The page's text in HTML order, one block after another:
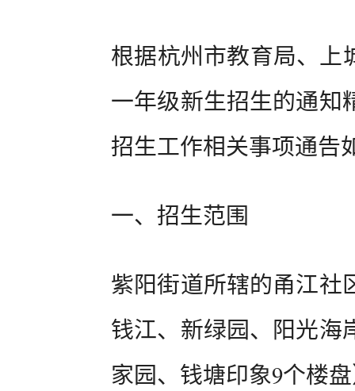
根据杭州市教育局、上
一年级新生招生的通知
招生工作相关事项通告
一、招生范围
紫阳街道所辖的甬江社
钱江、新绿园、阳光海
家园、钱塘印象9个楼